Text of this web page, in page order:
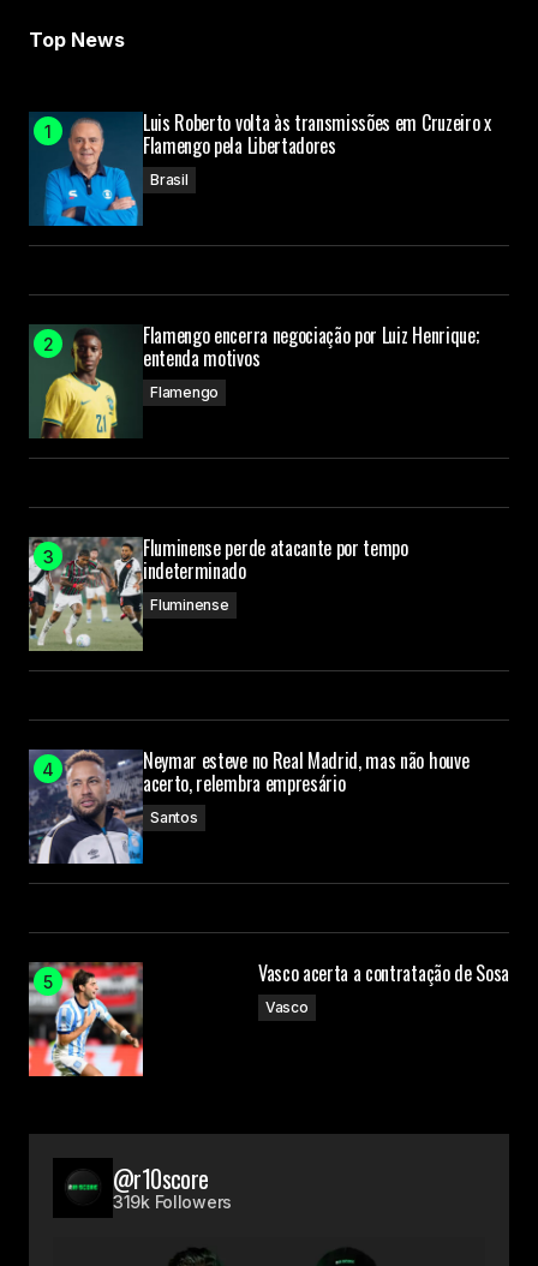
Top News
Luis Roberto volta às transmissões em Cruzeiro x
Flamengo pela Libertadores
Brasil
Flamengo encerra negociação por Luiz Henrique;
entenda motivos
Flamengo
Fluminense perde atacante por tempo
indeterminado
Fluminense
Neymar esteve no Real Madrid, mas não houve
acerto, relembra empresário
Santos
Vasco acerta a contratação de Sosa
Vasco
@r10score
319k Followers